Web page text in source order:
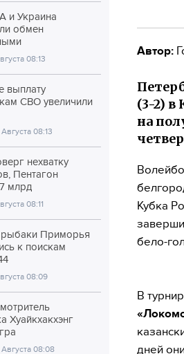
и Украина
обмен
08:13
выплату
СВО увеличили
08:13
нехватку
Пентагон
млрд
08:11
рыбаки Приморья
к поискам
08:09
Хуайкхакхэнг
08:08
Автор:
(3-2) в
на
Кубка
бело-
В
дней